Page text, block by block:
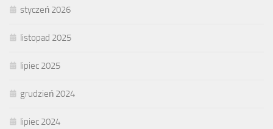
styczeń 2026
listopad 2025
lipiec 2025
grudzień 2024
lipiec 2024